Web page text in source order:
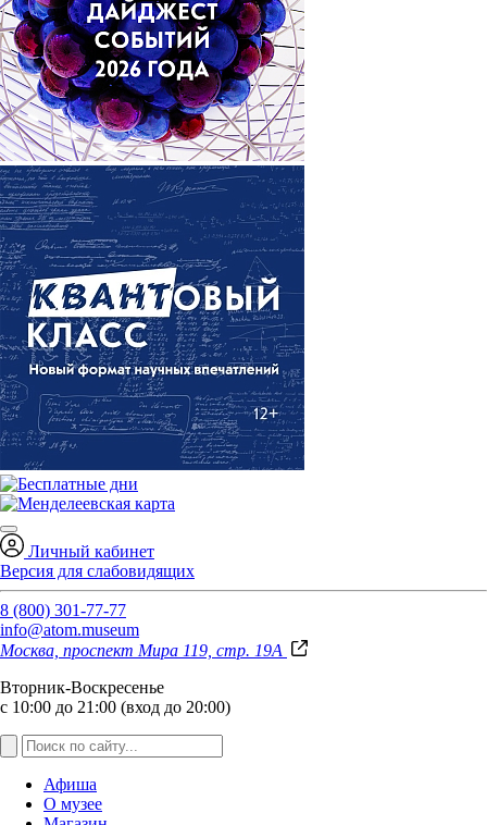
Личный кабинет
Версия для слабовидящих
8 (800) 301-77-77
info@atom.museum
Москва, проспект Мира 119, стр. 19А
Вторник-Воскресенье
с 10:00 до 21:00 (вход до 20:00)
Афиша
О музее